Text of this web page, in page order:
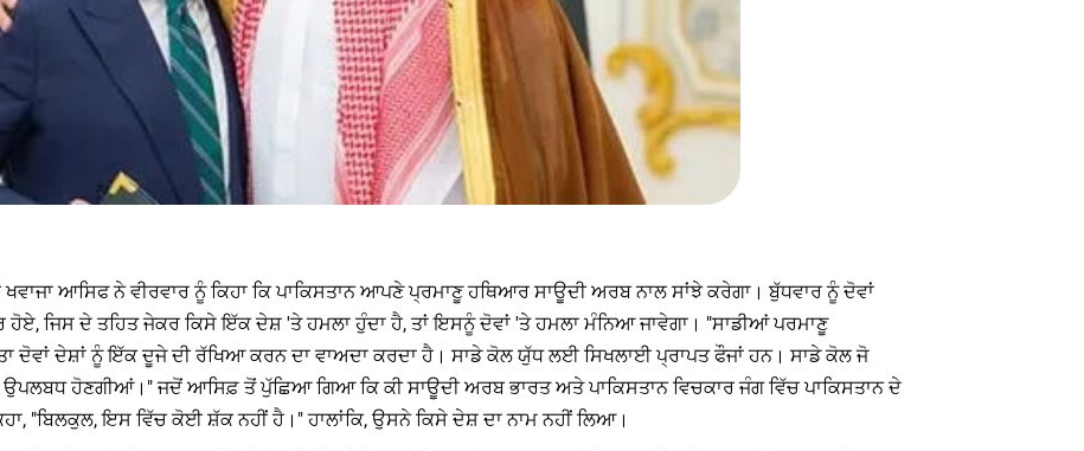
ਖਵਾਜਾ ਆਸਿਫ ਨੇ ਵੀਰਵਾਰ ਨੂੰ ਕਿਹਾ ਕਿ ਪਾਕਿਸਤਾਨ ਆਪਣੇ ਪ੍ਰਮਾਣੂ ਹਥਿਆਰ ਸਾਊਦੀ ਅਰਬ ਨਾਲ ਸਾਂਝੇ ਕਰੇਗਾ। ਬੁੱਧਵਾਰ ਨੂੰ ਦੋਵਾਂ
ਜਿਸ ਦੇ ਤਹਿਤ ਜੇਕਰ ਕਿਸੇ ਇੱਕ ਦੇਸ਼ 'ਤੇ ਹਮਲਾ ਹੁੰਦਾ ਹੈ, ਤਾਂ ਇਸਨੂੰ ਦੋਵਾਂ 'ਤੇ ਹਮਲਾ ਮੰਨਿਆ ਜਾਵੇਗਾ। "ਸਾਡੀਆਂ ਪਰਮਾਣੂ
ਦੋਵਾਂ ਦੇਸ਼ਾਂ ਨੂੰ ਇੱਕ ਦੂਜੇ ਦੀ ਰੱਖਿਆ ਕਰਨ ਦਾ ਵਾਅਦਾ ਕਰਦਾ ਹੈ। ਸਾਡੇ ਕੋਲ ਯੁੱਧ ਲਈ ਸਿਖਲਾਈ ਪ੍ਰਾਪਤ ਫੌਜਾਂ ਹਨ। ਸਾਡੇ ਕੋਲ ਜੋ
ਹੋਣਗੀਆਂ।" ਜਦੋਂ ਆਸਿਫ਼ ਤੋਂ ਪੁੱਛਿਆ ਗਿਆ ਕਿ ਕੀ ਸਾਊਦੀ ਅਰਬ ਭਾਰਤ ਅਤੇ ਪਾਕਿਸਤਾਨ ਵਿਚਕਾਰ ਜੰਗ ਵਿੱਚ ਪਾਕਿਸਤਾਨ ਦੇ
"ਬਿਲਕੁਲ, ਇਸ ਵਿੱਚ ਕੋਈ ਸ਼ੱਕ ਨਹੀਂ ਹੈ।" ਹਾਲਾਂਕਿ, ਉਸਨੇ ਕਿਸੇ ਦੇਸ਼ ਦਾ ਨਾਮ ਨਹੀਂ ਲਿਆ।